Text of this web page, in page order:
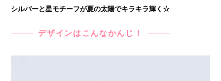
作／オトナ
シンプルネ
イル♪
シルバーと星モチーフが夏の太陽でキラキラ輝く☆
デザインはこんなかんじ！